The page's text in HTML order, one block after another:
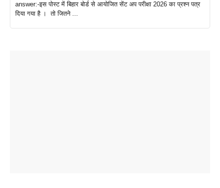
answer:-इस पोस्ट में बिहार बोर्ड से आयोजित सेंट अप परीक्षा 2026 का प्रश्न पत्र
दिया गया है । तो जितने ...